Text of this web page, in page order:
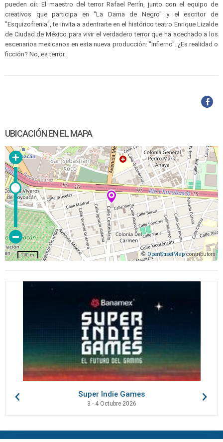
pueden oír. El maestro del terror Rafael Perrín, junto con el equipo de
creativos que participa en "La Dama de Negro" y el escritor de
"Esquizofrenia", te invita a adentrarte en el histórico teatro Enrique Lizalde
de Ciudad de México para vivir el verdadero terror que ha acechado a los
escenarios mexicanos en esta nueva producción: "Infierno". ¿Es realidad o
ficción? No, es terror.
UBICACIÓN EN EL MAPA
© OpenStreetMapcontributors
200 m
Super Indie Games
3 - 4 Octubre 2026